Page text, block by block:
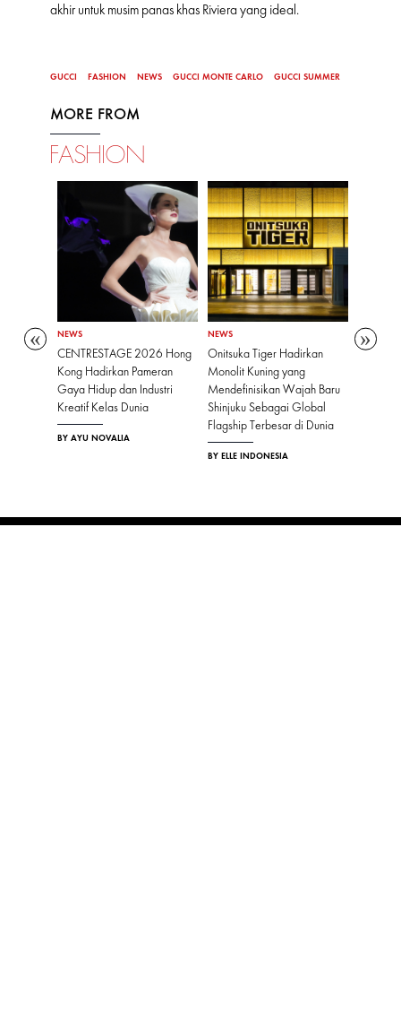
akhir untuk musim panas khas Riviera yang ideal.
GUCCI FASHION NEWS GUCCI MONTE CARLO GUCCI SUMMER
MORE FROM
FASHION
NEWS
CENTRESTAGE 2026 Hong
Kong Hadirkan Pameran
Gaya Hidup dan Industri
Kreatif Kelas Dunia
BY AYU NOVALIA
NEWS
Onitsuka Tiger Hadirkan
Monolit Kuning yang
Mendefinisikan Wajah Baru
Shinjuku Sebagai Global
Flagship Terbesar di Dunia
BY ELLE INDONESIA
NEWS
Akuisisi